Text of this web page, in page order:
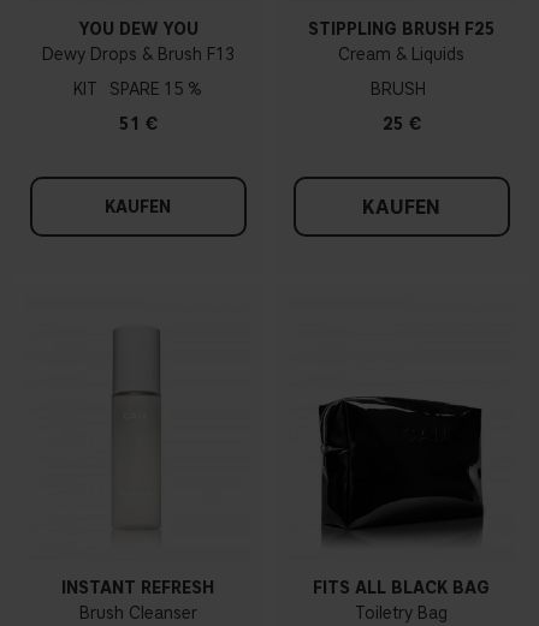
YOU DEW YOU
Dewy Drops & Brush F13
KIT
15 %
51 €
KAUFEN
STIPPLING BRUSH F25
Cream & Liquids
BRUSH
25 €
KAUFEN
INSTANT REFRESH
Brush Cleanser
FITS ALL BLACK BAG
Toiletry Bag